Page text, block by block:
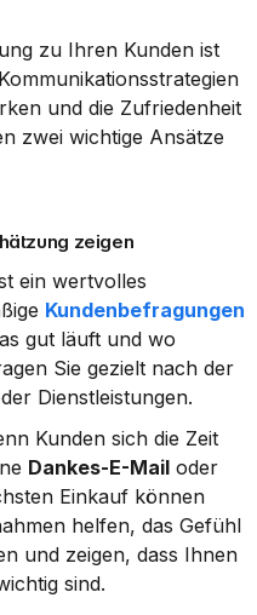
zu Ihren Kunden ist
und die Zufriedenheit
zwei wichtige Ansätze
zeigen
ein wertvolles
Kundenbefragungen
gut läuft und wo
Sie gezielt nach der
Dienstleistungen.
Kunden sich die Zeit
Dankes-E-Mail oder
Einkauf können
helfen, das Gefühl
und zeigen, dass Ihnen
sind.